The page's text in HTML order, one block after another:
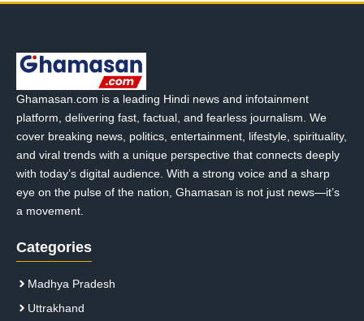
Ghamasan.com is a leading Hindi news and infotainment
platform, delivering fast, factual, and fearless journalism. We
cover breaking news, politics, entertainment, lifestyle, spirituality,
and viral trends with a unique perspective that connects deeply
with today’s digital audience. With a strong voice and a sharp
eye on the pulse of the nation, Ghamasan is not just news—it’s
a movement.
Categories
Madhya Pradesh
Uttrakhand